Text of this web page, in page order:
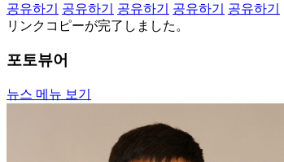
공유하기
공유하기 공유하기 공유하기
공유하기
リンクコピーが完了しました。
포토뷰어
뉴스 메뉴 보기